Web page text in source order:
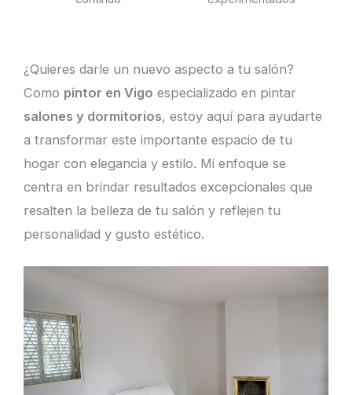
¿Quieres darle un nuevo aspecto a tu salón?
Como pintor en Vigo especializado en pintar
salones y dormitorios, estoy aquí para ayudarte
a transformar este importante espacio de tu
hogar con elegancia y estilo. Mi enfoque se
centra en brindar resultados excepcionales que
resalten la belleza de tu salón y reflejen tu
personalidad y gusto estético.